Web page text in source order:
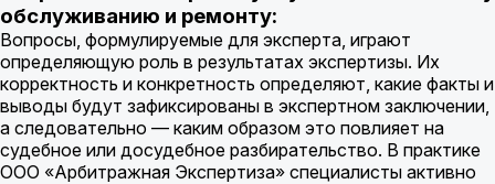
обслуживанию и ремонту:
Вопросы, формулируемые для эксперта, играют
определяющую роль в результатах экспертизы. Их
корректность и конкретность определяют, какие факты и
выводы будут зафиксированы в экспертном заключении,
а следовательно — каким образом это повлияет на
судебное или досудебное разбирательство. В практике
ООО «Арбитражная Экспертиза» специалисты активно